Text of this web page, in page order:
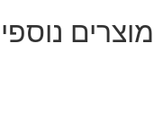
מוצרים